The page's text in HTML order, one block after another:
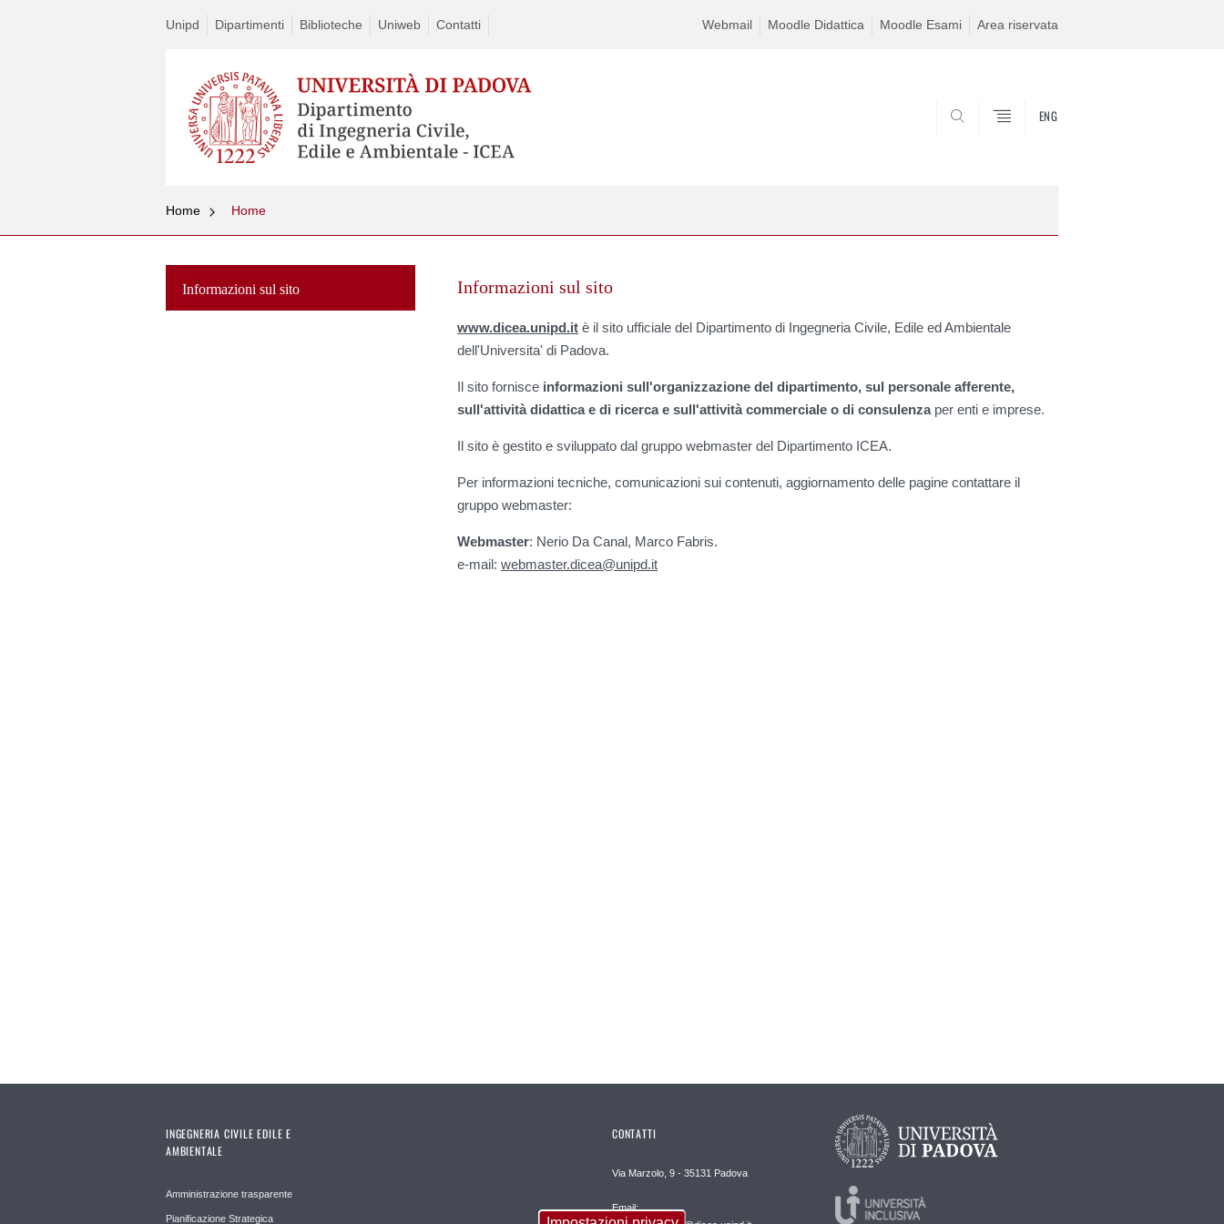
Unipd Dipartimenti Biblioteche Uniweb Contatti Webmail Moodle Didattica Moodle Esami Area riservata
ENG
Home Home
Informazioni sul sito Informazioni sul sito
www.dicea.unipd.it è il sito ufficiale del Dipartimento di Ingegneria Civile, Edile ed Ambientale
dell'Universita' di Padova.
Il sito fornisce informazioni sull'organizzazione del dipartimento, sul personale afferente,
sull'attività didattica e di ricerca e sull'attività commerciale o di consulenzaper enti e imprese.
Il sito è gestito e sviluppato dal gruppo webmaster del Dipartimento ICEA.
Per informazioni tecniche, comunicazioni sui contenuti, aggiornamento delle pagine contattare il
gruppo webmaster:
Webmaster: Nerio Da Canal, Marco Fabris.
e-mail: webmaster.dicea@unipd.it
INGEGNERIA CIVILE EDILE E
AMBIENTALE
Amministrazione trasparente
Pianificazione Strategica
CONTATTI
Via Marzolo, 9 - 35131 Padova
Email: